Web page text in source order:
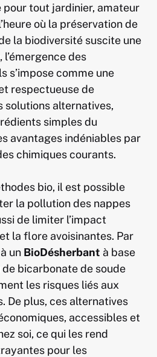
pour tout jardinier, amateur
où la préservation de
la biodiversité suscite une
des
s’impose comme une
respectueuse de
solutions alternatives,
simples du
avantages indéniables par
chimiques courants.
bio, il est possible
la pollution des nappes
de limiter l’impact
la flore avoisinantes. Par
un BioDésherbant à base
bicarbonate de soude
les risques liés aux
De plus, ces alternatives
accessibles et
soi, ce qui les rend
pour les